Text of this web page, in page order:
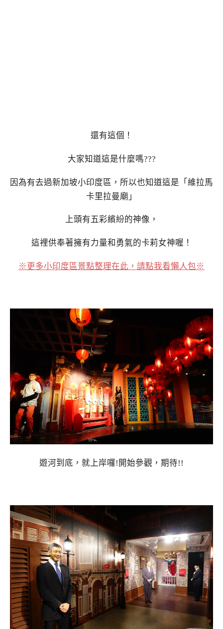
還有這個！
大家知道這是什麼嗎???
因為有去過新加坡小印度區，所以也知道這是「維拉馬
卡里拉曼廟」
上頭有五彩繽紛的神像，
這裡供奉著擁有力量和勇氣的卡莉女神喔！
※更多小印度區景點整理在此，請點我看懶人包※
遊河到底，就上岸囉!開始參觀，期待!!